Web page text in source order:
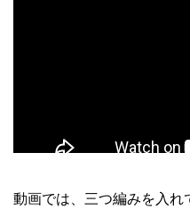
動画では、三つ編みを入れ